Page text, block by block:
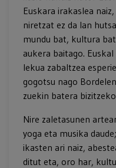
Euskara irakaslea
niretzat ez da lan
mundu bat, kultura
aukera baitago.
lekua zabaltzea
gogotsu nago
zuekin batera
Nire zaletasunen
yoga eta musika
ikasten ari naiz,
ditut eta, oro har,